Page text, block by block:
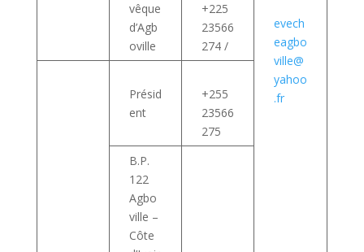
evech
eagbo
ville@
yahoo
.fr
vêque
d’Agb
oville
+225
23566
274 /
Présid
ent
+255
23566
275
B.P.
122
Agbo
ville –
Côte